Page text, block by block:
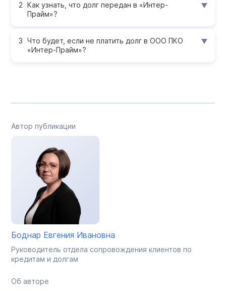
Как узнать, что долг передан в «Интер-
Прайм»?
Что будет, если не платить долг в ООО ПКО
«Интер-Прайм»?
Автор публикации
Боднар Евгения Ивановна
Руководитель отдела сопровождения клиентов по
кредитам и долгам
Об авторе